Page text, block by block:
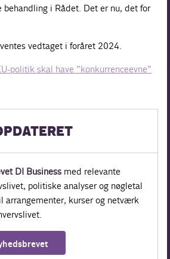
i Rådet. Det er nu, det for
vedtaget i foråret 2024.
politik skal have ”konkurrenceevne”
DI Business med relevante
politiske analyser og nøgletal
arrangementer, kurser og netværk